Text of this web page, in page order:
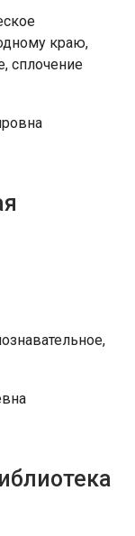
краю,
сплочение